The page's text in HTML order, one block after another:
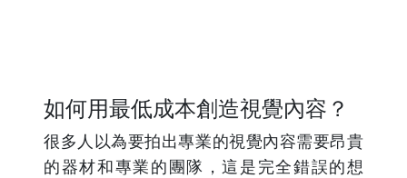
如何用最低成本創造視覺內容？
很多人以為要拍出專業的視覺內容需要昂貴
的器材和專業的團隊，這是完全錯誤的想